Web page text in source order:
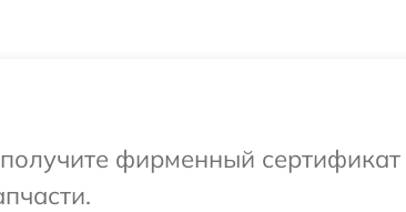
фирменный